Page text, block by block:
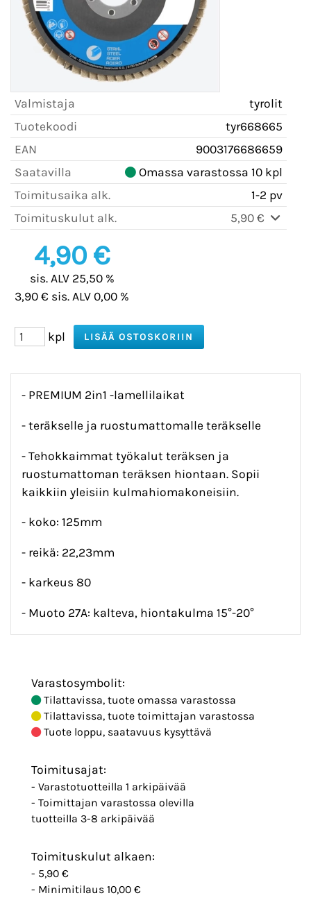
Valmistaja
tyrolit
Tuotekoodi
tyr668665
EAN
9003176686659
Saatavilla
Omassa varastossa 10 kpl
Toimitusaika alk.
1-2 pv
Toimituskulut alk.
5,90 €
4,90 €
sis. ALV 25,50 %
3,90 € sis. ALV 0,00 %
kpl
- PREMIUM 2in1 -lamellilaikat
- teräkselle ja ruostumattomalle teräkselle
- Tehokkaimmat työkalut teräksen ja
ruostumattoman teräksen hiontaan. Sopii
kaikkiin yleisiin kulmahiomakoneisiin.
- koko: 125mm
- reikä: 22,23mm
- karkeus 80
- Muoto 27A: kalteva, hiontakulma 15°-20°
Varastosymbolit:
Tilattavissa, tuote omassa varastossa
Tilattavissa, tuote toimittajan varastossa
Tuote loppu, saatavuus kysyttävä
Toimitusajat:
- Varastotuotteilla 1 arkipäivää
- Toimittajan varastossa olevilla
tuotteilla 3-8 arkipäivää
Toimituskulut alkaen:
- 5,90 €
- Minimitilaus 10,00 €